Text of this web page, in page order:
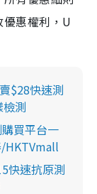
惠權利，U
$28快速測
測
買平台一
HKTVmall
快速抗原測